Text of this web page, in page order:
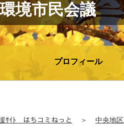
境市民会議
プロフィール
ｻｲﾄ はちコミねっと ＞ 中央地